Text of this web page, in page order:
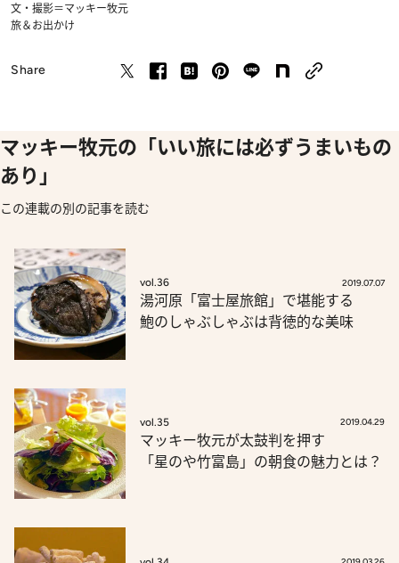
文・撮影＝マッキー牧元
旅＆お出かけ
Share
マッキー牧元の「いい旅には必ずうまいもの
あり」
この連載の別の記事を読む
vol.36 2019.07.07
湯河原「富士屋旅館」で堪能する
鮑のしゃぶしゃぶは背徳的な美味
vol.35 2019.04.29
マッキー牧元が太鼓判を押す
「星のや竹富島」の朝食の魅力とは？